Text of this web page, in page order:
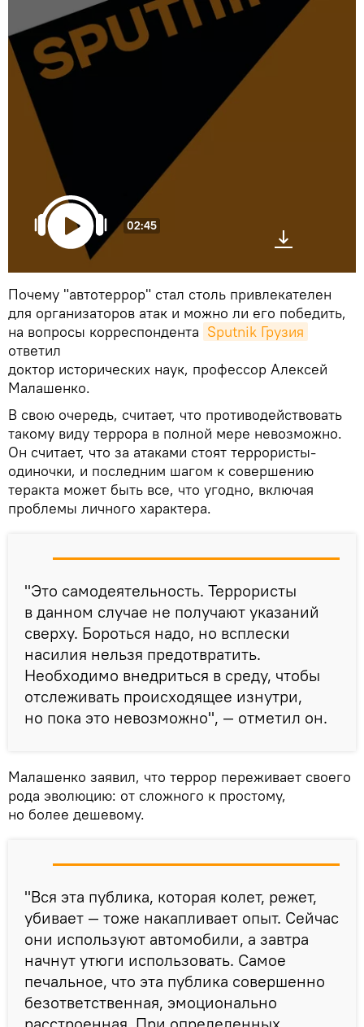
02:45
Почему "автотеррор" стал столь привлекателен
для организаторов атак и можно ли его победить,
на вопросы корреспондента Sputnik Грузия
ответил
доктор исторических наук, профессор Алексей
Малашенко.
В свою очередь, считает, что противодействовать
такому виду террора в полной мере невозможно.
Он считает, что за атаками стоят террористы-
одиночки, и последним шагом к совершению
теракта может быть все, что угодно, включая
проблемы личного характера.
"Это самодеятельность. Террористы
в данном случае не получают указаний
сверху. Бороться надо, но всплески
насилия нельзя предотвратить.
Необходимо внедриться в среду, чтобы
отслеживать происходящее изнутри,
но пока это невозможно", — отметил он.
Малашенко заявил, что террор переживает своего
рода эволюцию: от сложного к простому,
но более дешевому.
"Вся эта публика, которая колет, режет,
убивает — тоже накапливает опыт. Сейчас
они используют автомобили, а завтра
начнут утюги использовать. Самое
печальное, что эта публика совершенно
безответственная, эмоционально